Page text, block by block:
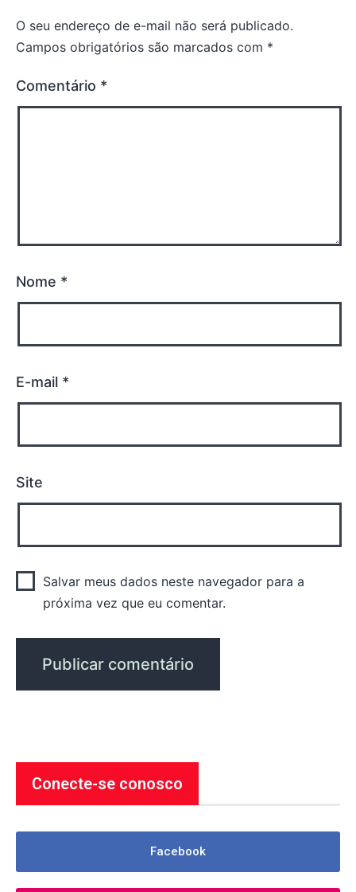
O seu endereço de e-mail não será publicado.
Campos obrigatórios são marcados com *
Comentário *
Nome *
E-mail *
Site
Salvar meus dados neste navegador para a
próxima vez que eu comentar.
Conecte-se conosco
Facebook